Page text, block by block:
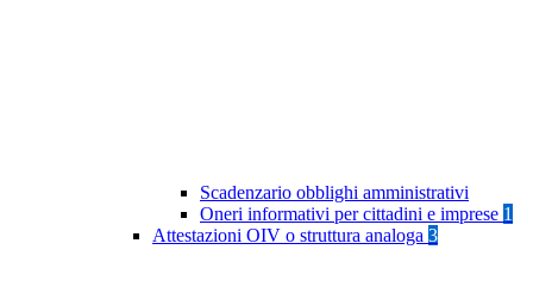
Scadenzario obblighi amministrativi
Oneri informativi per cittadini e imprese 1
Attestazioni OIV o struttura analoga 3